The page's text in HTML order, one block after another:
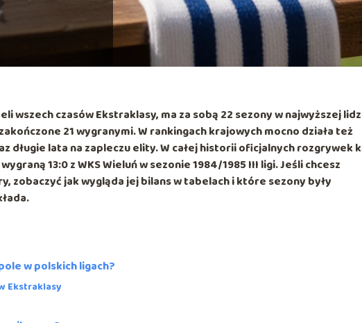
wszech czasów Ekstraklasy, ma za sobą 22 sezony w najwyższej
zakończone 21 wygranymi. W rankingach krajowych mocno działa też
długie lata na zapleczu elity. W całej historii oficjalnych rozgrywek
13:0 z WKS Wieluńw sezonie1984/1985 III ligi. Jeśli chcesz
zobaczyć jak wygląda jej bilans w tabelach i które sezony były
w polskich ligach?
Ekstraklasy